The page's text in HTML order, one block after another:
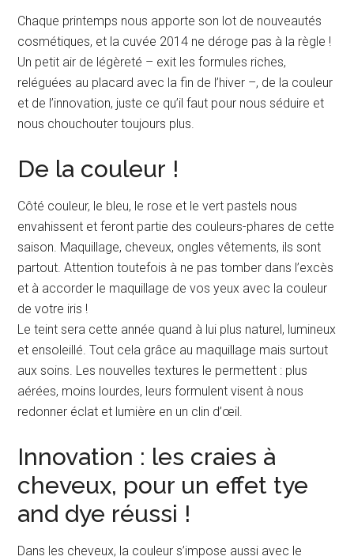
Chaque printemps nous apporte son lot de nouveautés
cosmétiques, et la cuvée 2014 ne déroge pas à la règle !
Un petit air de légèreté – exit les formules riches,
reléguées au placard avec la fin de l’hiver –, de la couleur
et de l’innovation, juste ce qu’il faut pour nous séduire et
nous chouchouter toujours plus.
De la couleur !
Côté couleur, le bleu, le rose et le vert pastels nous
envahissent et feront partie des couleurs-phares de cette
saison. Maquillage, cheveux, ongles vêtements, ils sont
partout. Attention toutefois à ne pas tomber dans l’excès
et à accorder le maquillage de vos yeux avec la couleur
de votre iris !
Le teint sera cette année quand à lui plus naturel, lumineux
et ensoleillé. Tout cela grâce au maquillage mais surtout
aux soins. Les nouvelles textures le permettent : plus
aérées, moins lourdes, leurs formulent visent à nous
redonner éclat et lumière en un clin d’œil.
Innovation : les craies à
cheveux, pour un effet tye
and dye réussi !
Dans les cheveux, la couleur s’impose aussi avec le